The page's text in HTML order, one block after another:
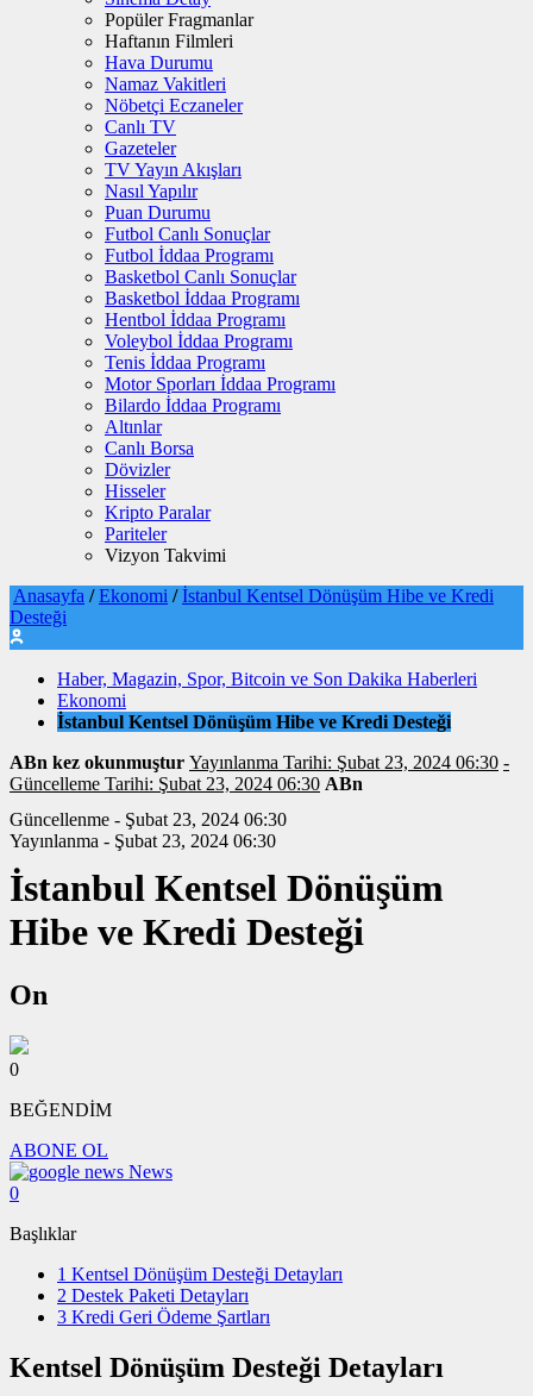
Popüler Fragmanlar
Haftanın Filmleri
Hava Durumu
Namaz Vakitleri
Nöbetçi Eczaneler
Canlı TV
Gazeteler
TV Yayın Akışları
Nasıl Yapılır
Puan Durumu
Futbol Canlı Sonuçlar
Futbol İddaa Programı
Basketbol Canlı Sonuçlar
Basketbol İddaa Programı
Hentbol İddaa Programı
Voleybol İddaa Programı
Tenis İddaa Programı
Motor Sporları İddaa Programı
Bilardo İddaa Programı
Altınlar
Canlı Borsa
Dövizler
Hisseler
Kripto Paralar
Pariteler
Vizyon Takvimi
Anasayfa / Ekonomi / İstanbul Kentsel Dönüşüm Hibe ve Kredi
Desteği
Haber, Magazin, Spor, Bitcoin ve Son Dakika Haberleri
Ekonomi
İstanbul Kentsel Dönüşüm Hibe ve Kredi Desteği
ABn kez okunmuştur Yayınlanma Tarihi: Şubat 23, 2024 06:30 -
Güncelleme Tarihi: Şubat 23, 2024 06:30 ABn
Güncellenme - Şubat 23, 2024 06:30
Yayınlanma - Şubat 23, 2024 06:30
İstanbul Kentsel Dönüşüm
Hibe ve Kredi Desteği
On
0
BEĞENDİM
ABONE OL
News
0
Başlıklar
1 Kentsel Dönüşüm Desteği Detayları
2 Destek Paketi Detayları
3 Kredi Geri Ödeme Şartları
Kentsel Dönüşüm Desteği Detayları